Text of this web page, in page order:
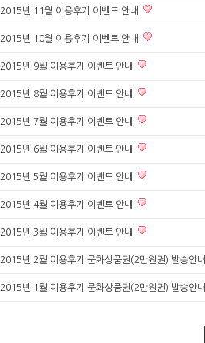
2015년 11월 이용후기 이벤트 안내
2015년 10월 이용후기 이벤트 안내
2015년 9월 이용후기 이벤트 안내
2015년 8월 이용후기 이벤트 안내
2015년 7월 이용후기 이벤트 안내
2015년 6월 이용후기 이벤트 안내
2015년 5월 이용후기 이벤트 안내
2015년 4월 이용후기 이벤트 안내
2015년 3월 이용후기 이벤트 안내
2015년 2월 이용후기 문화상품권(2만원권) 발송안내
2015년 1월 이용후기 문화상품권(2만원권) 발송안내